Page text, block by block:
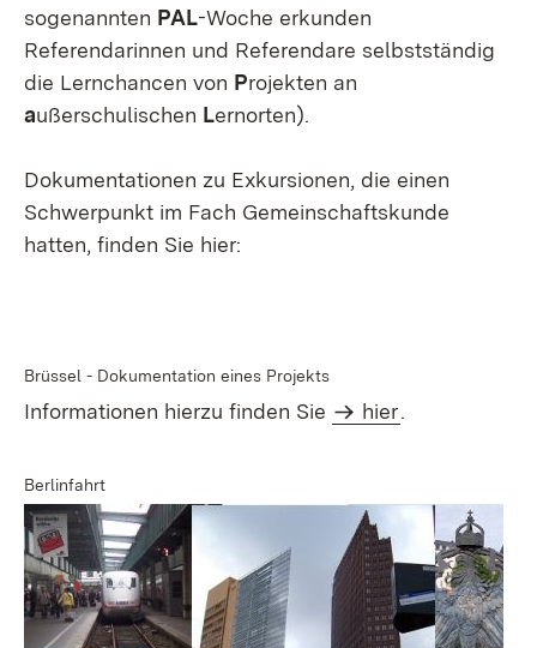
sogenannten PAL-Woche erkunden
Referendarinnen und Referendare selbstständig
die Lernchancen von Projekten an
außerschulischen Lernorten).
Dokumentationen zu Exkursionen, die einen
Schwerpunkt im Fach Gemeinschaftskunde
hatten, finden Sie hier:
Brüssel - Dokumentation eines Projekts
Informationen hierzu finden Sie hier.
Berlinfahrt